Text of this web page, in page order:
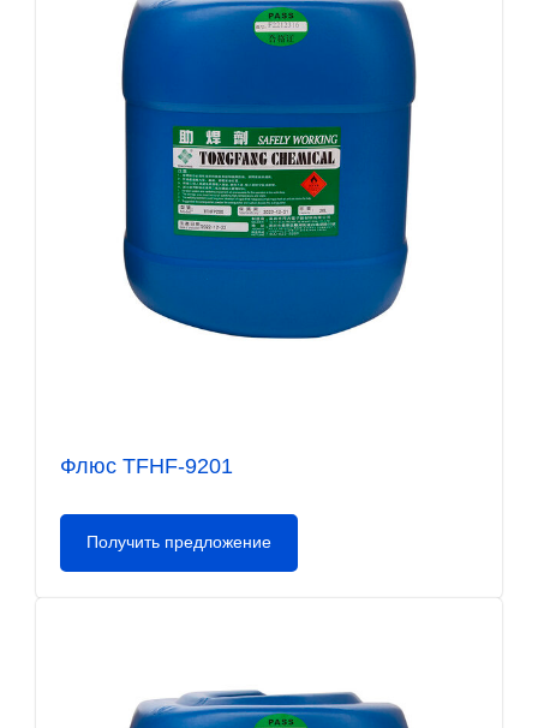
Флюс TFHF-9201
Получить предложение